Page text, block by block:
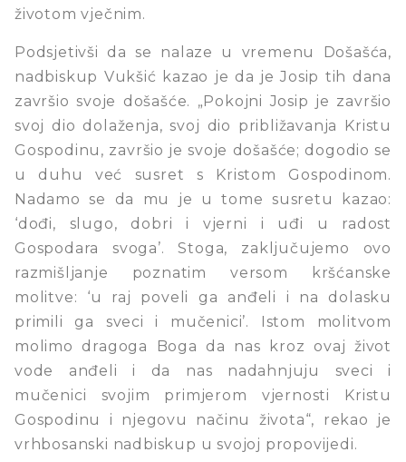
životom vječnim.
Podsjetivši da se nalaze u vremenu Došašća,
nadbiskup Vukšić kazao je da je Josip tih dana
završio svoje došašće. „Pokojni Josip je završio
svoj dio dolaženja, svoj dio približavanja Kristu
Gospodinu, završio je svoje došašće; dogodio se
u duhu već susret s Kristom Gospodinom.
Nadamo se da mu je u tome susretu kazao:
‘dođi, slugo, dobri i vjerni i uđi u radost
Gospodara svoga’. Stoga, zaključujemo ovo
razmišljanje poznatim versom kršćanske
molitve: ‘u raj poveli ga anđeli i na dolasku
primili ga sveci i mučenici’. Istom molitvom
molimo dragoga Boga da nas kroz ovaj život
vode anđeli i da nas nadahnjuju sveci i
mučenici svojim primjerom vjernosti Kristu
Gospodinu i njegovu načinu života“, rekao je
vrhbosanski nadbiskup u svojoj propovijedi.